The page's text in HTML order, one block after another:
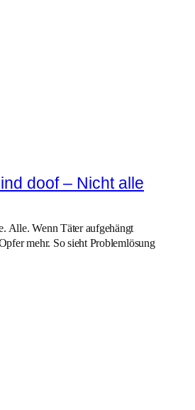
doof – Nicht alle
Alle. Wenn Täter aufgehängt
mehr. So sieht Problemlösung